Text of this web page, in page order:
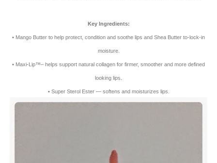
Key Ingredients:
• Mango Butter to help protect, condition and soothe lips and Shea Butter to-lock-in
moisture.
• Maxi-Lip™– helps support natural collagen for firmer, smoother and more defined
looking lips.
• Super Sterol Ester — softens and moisturizes lips.